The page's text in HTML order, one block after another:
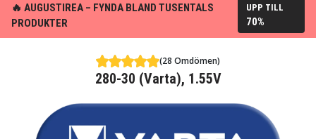
🔥 AUGUSTIREA – FYNDA BLAND TUSENTALS
PRODUKTER
UPP TILL
70%
(28 Omdömen)
280-30 (Varta), 1.55V